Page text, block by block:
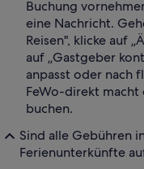
Buchung
eine Nachricht.
Reisen", klicke auf
auf „Gastgeber
anpasst oder nach
FeWo-direkt macht
buchen.
Sind alle Gebühren
Ferienunterkünfte